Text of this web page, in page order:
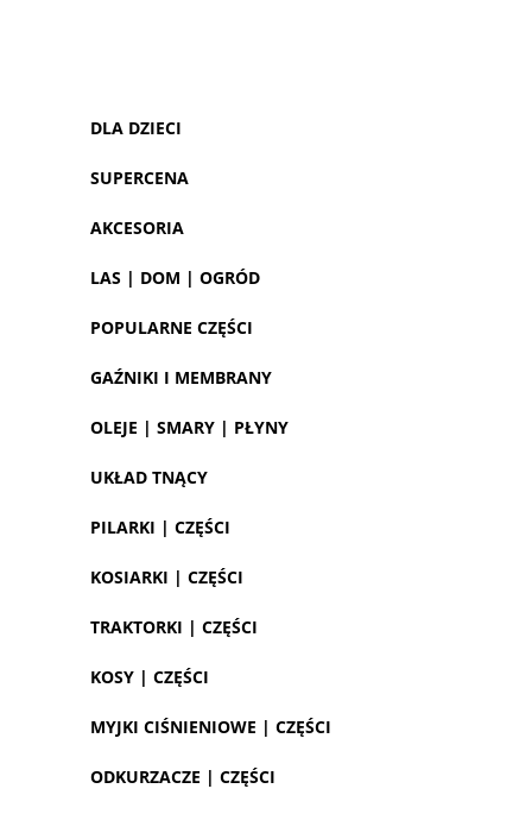
DLA DZIECI
SUPERCENA
AKCESORIA
LAS | DOM | OGRÓD
POPULARNE CZĘŚCI
GAŹNIKI I MEMBRANY
OLEJE | SMARY | PŁYNY
UKŁAD TNĄCY
PILARKI | CZĘŚCI
KOSIARKI | CZĘŚCI
TRAKTORKI | CZĘŚCI
KOSY | CZĘŚCI
MYJKI CIŚNIENIOWE | CZĘŚCI
ODKURZACZE | CZĘŚCI